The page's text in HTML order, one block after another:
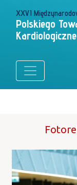
XXVI
Polskiego